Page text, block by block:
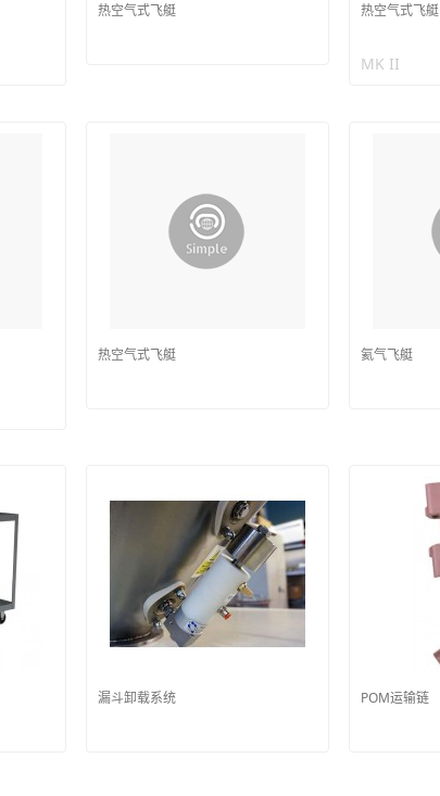
热空气式飞艇 热空气式飞艇
MK II
热空气式飞艇 氦气飞艇
漏斗卸载系统 POM运输链